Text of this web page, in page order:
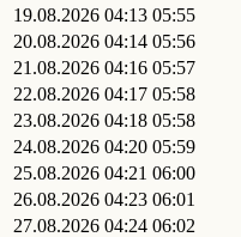
19.08.2026 04:13 05:55
20.08.2026 04:14 05:56
21.08.2026 04:16 05:57
22.08.2026 04:17 05:58
23.08.2026 04:18 05:58
24.08.2026 04:20 05:59
25.08.2026 04:21 06:00
26.08.2026 04:23 06:01
27.08.2026 04:24 06:02